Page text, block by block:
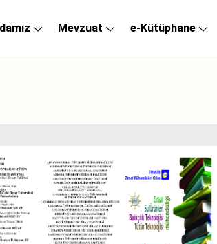
Mevzuat e-Kütüphane